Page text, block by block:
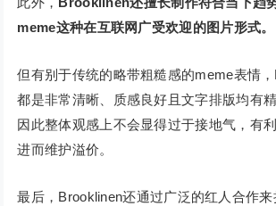
meme这种在互联网广受欢迎的图片形式。
但有别于传统的略带粗糙感的meme表情
都是非常清晰、质感良好且文字排版均有
因此整体观感上不会显得过于接地气，有
进而维护溢价。
最后，Brooklinen还通过广泛的红人合作